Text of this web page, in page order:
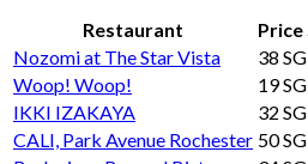
Restaurant
Nozomi at The Star Vista
38
Woop! Woop!
19
IKKI IZAKAYA
32
CALI, Park Avenue Rochester 50